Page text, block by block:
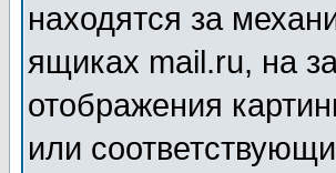
находятся за
ящиках mail.ru, на
отображения
или